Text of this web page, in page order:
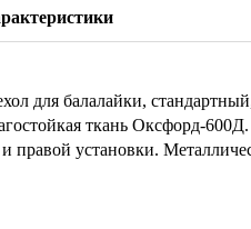
для балалайки,
ткань Оксфорд-
правой установки.